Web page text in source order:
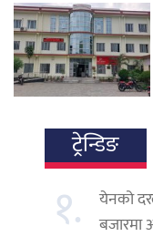
ट्रेन्डिङ
१.
येनको
बजारमा